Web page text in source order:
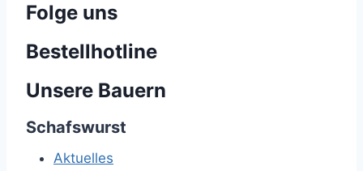
Folge uns
Bestellhotline
Unsere Bauern
Schafswurst
Aktuelles